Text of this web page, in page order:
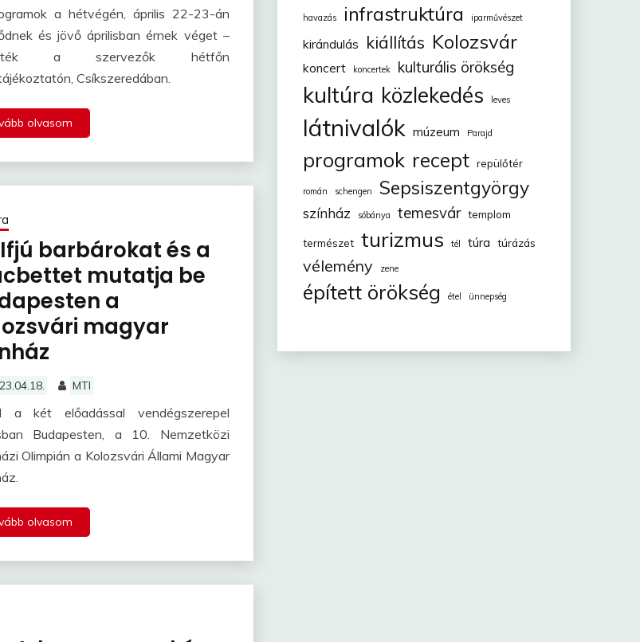
a hétvégén, április 22-23-án
és jövő áprilisban érnek véget –
a szervezők hétfőn
Csíkszeredában.
olvasom
barbárokat és a
mutatja be
a
magyar
MTI
a két előadással vendégszerepel
Budapesten, a 10. Nemzetközi
Olimpián a Kolozsvári Állami Magyar
olvasom
havazás infrastruktúra iparművészet
kirándulás kiállítás Kolozsvár
koncert koncertek kulturális örökség
kultúra közlekedés leves
látnivalók múzeum Parajd
programok recept repülőtér
román schengen Sepsiszentgyörgy
színház sóbánya temesvár templom
természet turizmus tél túra túrázás
vélemény zene
épített örökség étel ünnepség